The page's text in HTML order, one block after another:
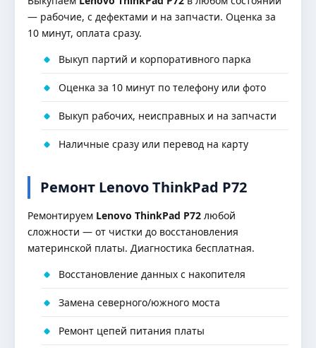
— рабочие, с дефектами и на запчасти. Оценка за
10 минут, оплата сразу.
Выкуп партий и корпоративного парка
Оценка за 10 минут по телефону или фото
Выкуп рабочих, неисправных и на запчасти
Наличные сразу или перевод на карту
Ремонт Lenovo ThinkPad P72
Ремонтируем Lenovo ThinkPad P72 любой
сложности — от чистки до восстановления
материнской платы. Диагностика бесплатная.
Восстановление данных с накопителя
Замена северного/южного моста
Ремонт цепей питания платы